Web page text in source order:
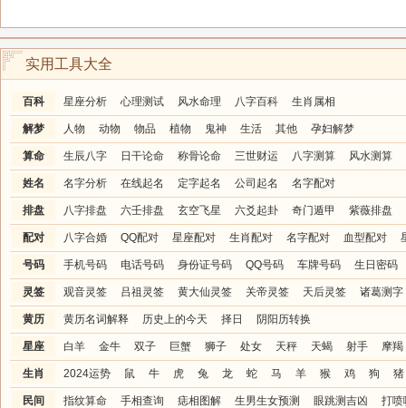
实用工具大全
百科 星座分析 心理测试 风水命理 八字百科 生肖属相
解梦 人物 动物 物品 植物 鬼神 生活 其他 孕妇解梦
算命 生辰八字 日干论命 称骨论命 三世财运 八字测算 风水测算
姓名 名字分析 在线起名 定字起名 公司起名 名字配对
排盘 八字排盘 六壬排盘 玄空飞星 六爻起卦 奇门遁甲 紫薇排盘
配对 八字合婚 QQ配对 星座配对 生肖配对 名字配对 血型配对
号码 手机号码 电话号码 身份证号码 QQ号码 车牌号码 生日密码
灵签 观音灵签 吕祖灵签 黄大仙灵签 关帝灵签 天后灵签 诸葛测字
黄历 黄历名词解释 历史上的今天 择日 阴阳历转换
星座 白羊 金牛 双子 巨蟹 狮子 处女 天秤 天蝎 射手 摩羯
生肖 2024运势 鼠 牛 虎 兔 龙 蛇 马 羊 猴 鸡 狗 猪
民间 指纹算命 手相查询 痣相图解 生男生女预测 眼跳测吉凶 打喷